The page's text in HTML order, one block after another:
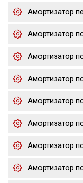
Амортизатор
Амортизатор
Амортизатор
Амортизатор
Амортизатор
Амортизатор
Амортизатор
Амортизатор